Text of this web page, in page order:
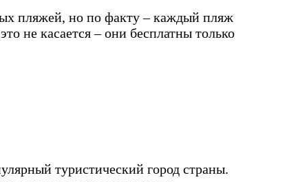
пляжей, но по факту – каждый пляж
не касается – они бесплатны только
туристический город страны.